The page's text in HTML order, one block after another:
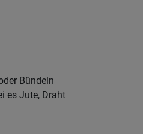
Bündeln
es Jute, Draht